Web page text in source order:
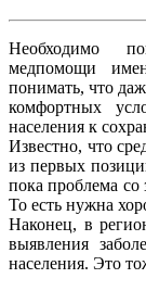
Необходимо
медпомощи
понимать, что
комфортных
населения к
Известно, что
из первых
пока проблема со
То есть нужна
Наконец, в
выявления
населения. Это